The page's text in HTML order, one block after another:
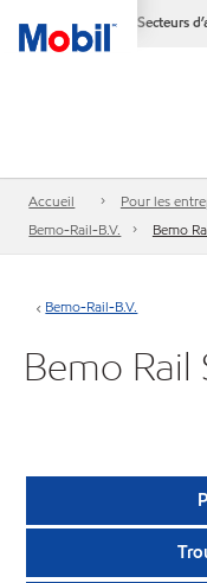
Secteurs
Accueil Pour les
Bemo-Rail-B.V.
Bemo
Bemo-Rail-B.V.
Bemo Rail